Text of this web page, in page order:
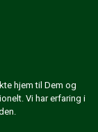
hjem til Dem og
Vi har erfaring i